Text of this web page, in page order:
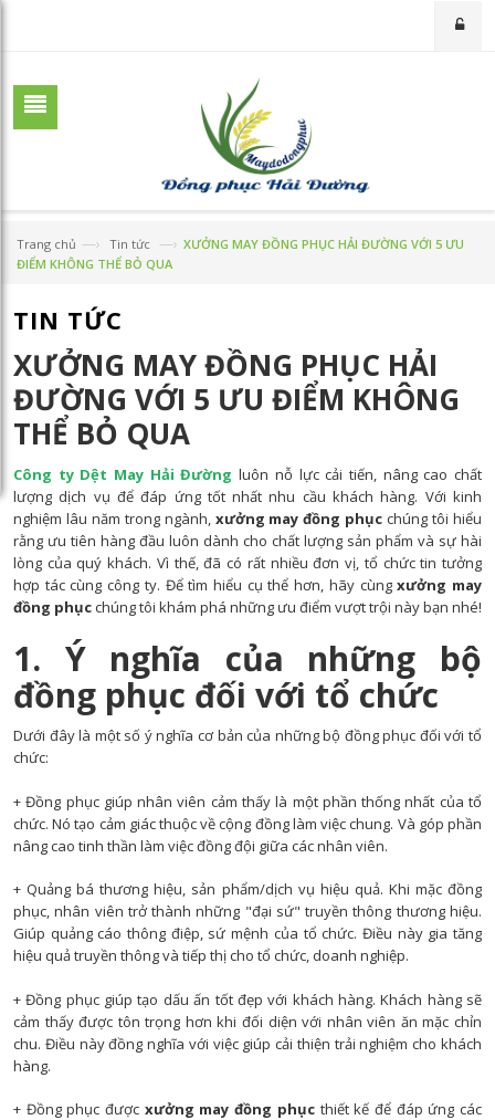
Trang chủ —› Tin tức —› XƯỞNG MAY ĐỒNG PHỤC HẢI ĐƯỜNG VỚI 5 ƯU
ĐIỂM KHÔNG THỂ BỎ QUA
TIN TỨC
XƯỞNG MAY ĐỒNG PHỤC HẢI
ĐƯỜNG VỚI 5 ƯU ĐIỂM KHÔNG
THỂ BỎ QUA
Công ty Dệt May Hải Đường luôn nỗ lực cải tiến, nâng cao chất
lượng dịch vụ để đáp ứng tốt nhất nhu cầu khách hàng. Với kinh
nghiệm lâu năm trong ngành, xưởng may đồng phụcchúng tôi hiểu
rằng ưu tiên hàng đầu luôn dành cho chất lượng sản phẩm và sự hài
lòng của quý khách. Vì thế, đã có rất nhiều đơn vị, tổ chức tin tưởng
hợp tác cùng công ty. Để tìm hiểu cụ thể hơn, hãy cùngxưởng may
đồng phụcchúng tôi khám phá những ưu điểm vượt trội này bạn nhé!
1. Ý nghĩa của những bộ
đồng phục đối với tổ chức
Dưới đây là một số ý nghĩa cơ bản của những bộ đồng phục đối với tổ
chức:
+ Đồng phục giúp nhân viên cảm thấy là một phần thống nhất của tổ
chức. Nó tạo cảm giác thuộc về cộng đồng làm việc chung. Và góp phần
nâng cao tinh thần làm việc đồng đội giữa các nhân viên.
+ Quảng bá thương hiệu, sản phẩm/dịch vụ hiệu quả. Khi mặc đồng
phục, nhân viên trở thành những "đại sứ" truyền thông thương hiệu.
Giúp quảng cáo thông điệp, sứ mệnh của tổ chức. Điều này gia tăng
hiệu quả truyền thông và tiếp thị cho tổ chức, doanh nghiệp.
+ Đồng phục giúp tạo dấu ấn tốt đẹp với khách hàng. Khách hàng sẽ
cảm thấy được tôn trọng hơn khi đối diện với nhân viên ăn mặc chỉn
chu. Điều này đồng nghĩa với việc giúp cải thiện trải nghiệm cho khách
hàng.
+ Đồng phục được xưởng may đồng phụcthiết kế để đáp ứng các